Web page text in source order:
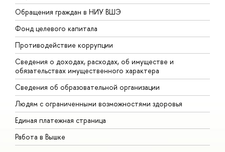
Обращения граждан в НИУ ВШЭ
Фонд целевого капитала
Противодействие коррупции
Сведения о доходах, расходах, об имуществе и
обязательствах имущественного характера
Сведения об образовательной организации
Людям с ограниченными возможностями здоровья
Единая платежная страница
Работа в Вышке